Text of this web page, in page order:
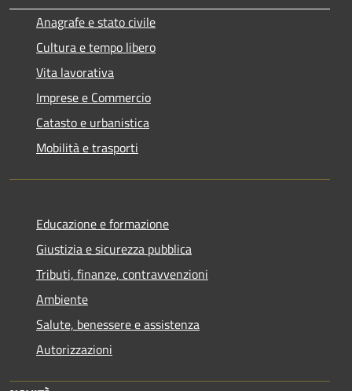
Anagrafe e stato civile
Cultura e tempo libero
Vita lavorativa
Imprese e Commercio
Catasto e urbanistica
Mobilità e trasporti
Educazione e formazione
Giustizia e sicurezza pubblica
Tributi, finanze, contravvenzioni
Ambiente
Salute, benessere e assistenza
Autorizzazioni